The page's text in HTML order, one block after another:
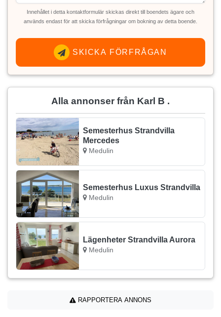
Innehållet i detta kontaktformulär skickas direkt till boendets ägare och
används endast för att skicka förfrågningar om bokning av detta boende.
SKICKA FÖRFRÅGAN
Alla annonser från Karl B .
Semesterhus Strandvilla
Mercedes
Medulin
Semesterhus Luxus Strandvilla
Medulin
Lägenheter Strandvilla Aurora
Medulin
RAPPORTERA ANNONS